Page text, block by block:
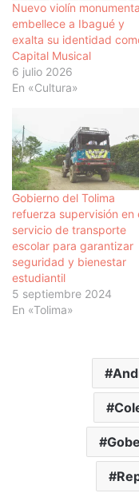
Nuevo violín
embellece a Ibagué y
exalta su identidad
Capital Musical
6 julio 2026
En «Cultura»
Gobierno del Tolima
refuerza supervisión en
servicio de transporte
escolar para garantizar
seguridad y bienestar
estudiantil
5 septiembre 2024
En «Tolima»